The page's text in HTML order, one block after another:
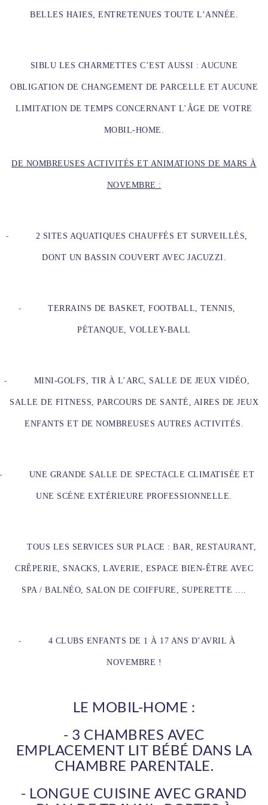
BELLES HAIES, ENTRETENUES TOUTE L’ANNÉE.
SIBLU LES CHARMETTES C’EST AUSSI : AUCUNE
OBLIGATION DE CHANGEMENT DE PARCELLE ET AUCUNE
LIMITATION DE TEMPS CONCERNANT L’ÂGE DE VOTRE
MOBIL-HOME.
DE NOMBREUSES ACTIVITÉS ET ANIMATIONS DE MARS À
NOVEMBRE :
- 2 SITES AQUATIQUES CHAUFFÉS ET SURVEILLÉS,
DONT UN BASSIN COUVERT AVEC JACUZZI.
- TERRAINS DE BASKET, FOOTBALL, TENNIS,
PÉTANQUE, VOLLEY-BALL
- MINI-GOLFS, TIR À L’ARC, SALLE DE JEUX VIDÉO,
SALLE DE FITNESS, PARCOURS DE SANTÉ, AIRES DE JEUX
ENFANTS ET DE NOMBREUSES AUTRES ACTIVITÉS.
- UNE GRANDE SALLE DE SPECTACLE CLIMATISÉE ET
UNE SCÈNE EXTÉRIEURE PROFESSIONNELLE.
TOUS LES SERVICES SUR PLACE : BAR, RESTAURANT,
CRÊPERIE, SNACKS, LAVERIE, ESPACE BIEN-ÊTRE AVEC
SPA / BALNÉO, SALON DE COIFFURE, SUPERETTE ….
- 4 CLUBS ENFANTS DE 1 À 17 ANS D’AVRIL À
NOVEMBRE !
LE MOBIL-HOME :
- 3 CHAMBRES AVEC
EMPLACEMENT LIT BÉBÉ DANS LA
CHAMBRE PARENTALE.
- LONGUE CUISINE AVEC GRAND